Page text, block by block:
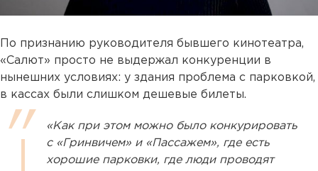
По признанию руководителя бывшего кинотеатра,
«Салют» просто не выдержал конкуренции в
нынешних условиях: у здания проблема с парковкой,
в кассах были слишком дешевые билеты.
«Как при этом можно было конкурировать
с «Гринвичем» и «Пассажем», где есть
хорошие парковки, где люди проводят